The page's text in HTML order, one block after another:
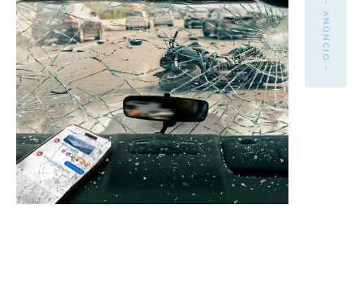
- ANÚNCIO -